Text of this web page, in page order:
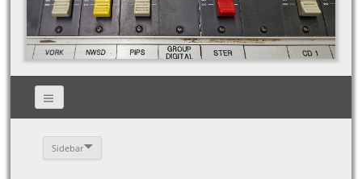
Sidebar